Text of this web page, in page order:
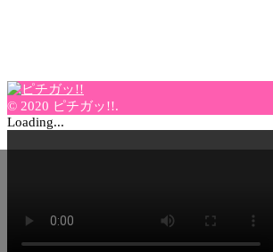
© 2020 ピチガッ!!.
Loading...